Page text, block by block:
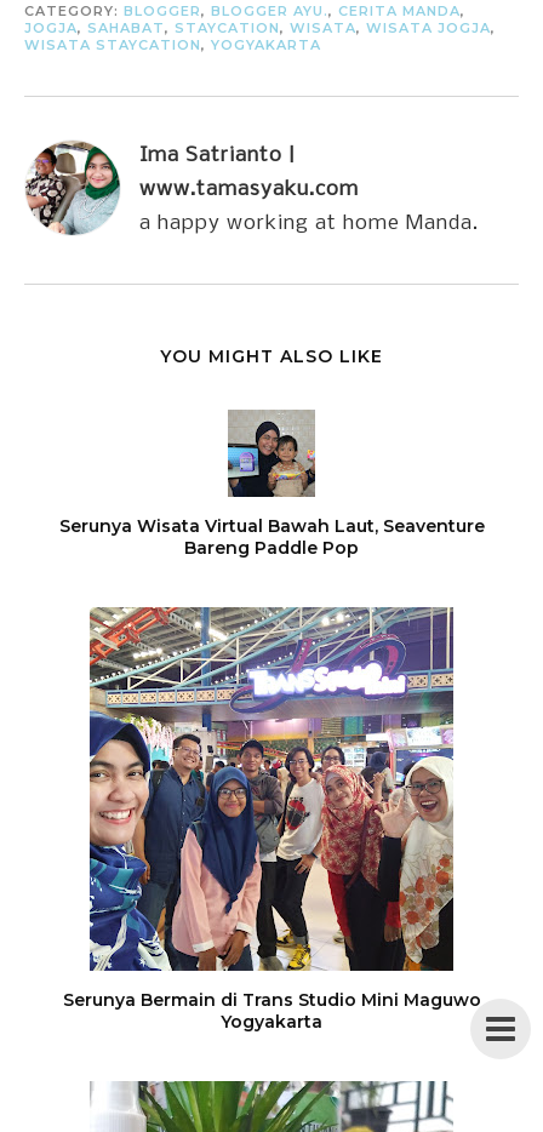
CATEGORY: BLOGGER, BLOGGER AYU., CERITA MANDA,
JOGJA, SAHABAT, STAYCATION, WISATA, WISATA JOGJA,
WISATA STAYCATION, YOGYAKARTA
Ima Satrianto |
www.tamasyaku.com
a happy working at home Manda.
YOU MIGHT ALSO LIKE
Serunya Wisata Virtual Bawah Laut, Seaventure
Bareng Paddle Pop
Serunya Bermain di Trans Studio Mini Maguwo
Yogyakarta